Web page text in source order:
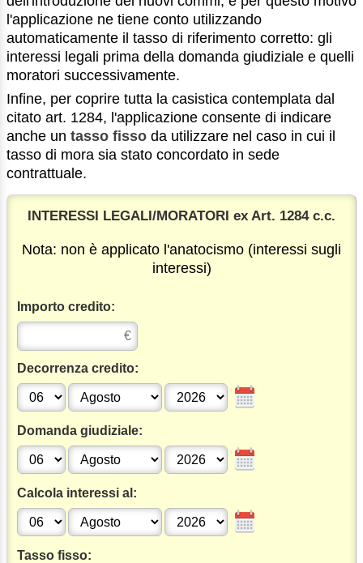
l'applicazione ne tiene conto utilizzando
automaticamente il tasso di riferimento corretto: gli
interessi legali prima della domanda giudiziale e quelli
moratori successivamente.
Infine, per coprire tutta la casistica contemplata dal
citato art. 1284, l'applicazione consente di indicare
anche un tasso fisso da utilizzare nel caso in cui il
tasso di mora sia stato concordato in sede
contrattuale.
INTERESSI LEGALI/MORATORI ex Art. 1284 c.c.
Nota: non è applicato l'anatocismo (interessi sugli
interessi)
Importo credito:
Decorrenza credito:
Domanda giudiziale:
Calcola interessi al:
Tasso fisso: